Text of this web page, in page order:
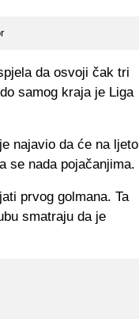
da osvoji čak tri
samog kraja je Liga
najavio da će na ljeto
se nada pojačanjima.
prvog golmana. Ta
smatraju da je